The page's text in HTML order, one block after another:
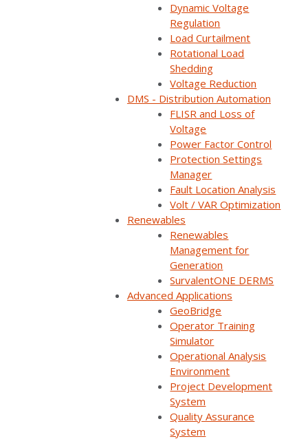
Dynamic Voltage
Regulation
Load Curtailment
Rotational Load
Shedding
Voltage Reduction
DMS - Distribution Automation
FLISR and Loss of
Voltage
Power Factor Control
Protection Settings
Manager
Fault Location Analysis
Volt / VAR Optimization
Renewables
Renewables
Management for
Generation
SurvalentONE DERMS
Advanced Applications
GeoBridge
Operator Training
Simulator
Operational Analysis
Environment
Project Development
System
Quality Assurance
System
La plataforma unificada ayudará a Costa Rica a alcanzar sus
objetivos de la Agenda SDG 2030 de la UNESCO respecto a
energía limpia y asequible, ciudades sustentables y acciones
— 5 de abril de 2023 – Survalent,
proveedor líder de software de sistemas avanzados de
gestión de redes de distribución (ADMS), junto con su socio
local Electroval, proveedor regional de soluciones de
automatización, materiales y equipos eléctricos, ha ganado la
licitación para proporcionar a la compañía eléctrica de Costa
Rica, Instituto Costarricense de Electricidad (ICE), una solución
ADMS y DERMS de última generación. Con esta contrato,
Survalent es ahora el proveedor de ADMS para el 75% del
mercado costarricense de distribución de energía eléctrica.